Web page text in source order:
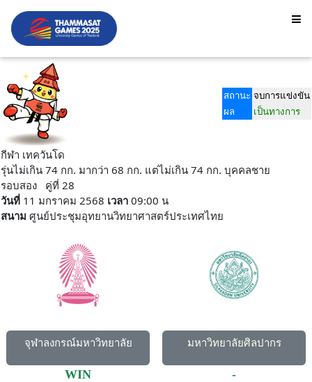
สถานะ จบการแข่งขัน
ผล
เป็นทางการ
กีฬา เทควันโด
รุ่นไม่เกิน 74 กก. มากว่า 68 กก. แต่ไม่เกิน 74 กก. บุคคลชาย
รอบสอง คู่ที่ 28
วันที่ 11 มกราคม 2568 เวลา 09:00 น
สนาม ศูนย์ประชุมอุทยานวิทยาศาสตร์ประเทศไทย
จุฬาลงกรณ์มหาวิทยาลัย
WIN
มหาวิทยาลัยศิลปากร
-